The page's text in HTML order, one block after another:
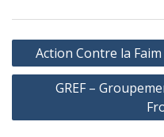
Navigation
de
l’article
Action Contre la
GREF –